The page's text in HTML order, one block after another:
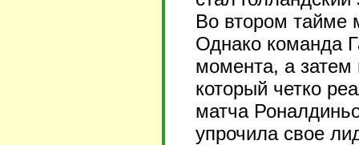
Во втором тайме
Однако команда
момента, а затем
который четко
матча
упрочила свое